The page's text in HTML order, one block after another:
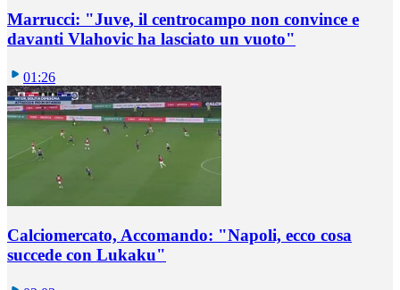
Marrucci: "Juve, il centrocampo non convince e
davanti Vlahovic ha lasciato un vuoto"
01:26
Calciomercato, Accomando: "Napoli, ecco cosa
succede con Lukaku"